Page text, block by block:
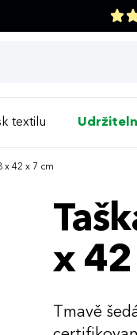
textilu
x 42 x 7 cm
x 42
Tmavě